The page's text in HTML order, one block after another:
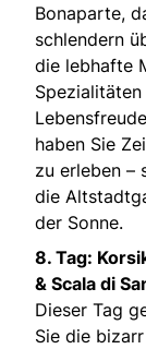
Bonaparte,
schlendern
die lebhafte
haben Sie
zu erleben –
die
der Sonne.
8. Tag:
& Scala di
Dieser Tag
Sie die